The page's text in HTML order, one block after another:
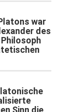
war
des
Sinn die